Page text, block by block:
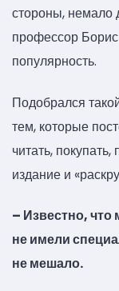
стороны, немало
профессор
популярность.
Подобрался
тем, которые
читать,
издание и
– Известно,
не имели
не мешало.